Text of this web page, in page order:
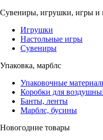
Сувениры, игрушки, игры и
Игрушки
Настольные игры
Сувениры
Упаковка, марблс
Упаковочные
Коробки для
Банты, ленты
Марблс, бусины
Новогодние товары